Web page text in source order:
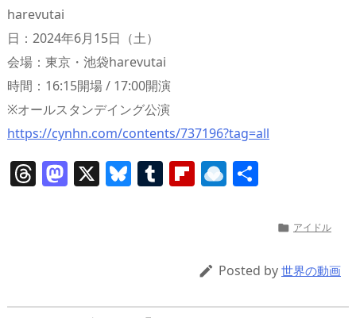
harevutai
日：2024年6月15日（土）
会場：東京・池袋harevutai
時間：16:15開場 / 17:00開演
※オールスタンデイング公演
https://cynhn.com/contents/737196?tag=all
T
s
M
o
X Bl T Fl
ar
d
R
ro
p.
 アイドル
 Posted by 世界の動画